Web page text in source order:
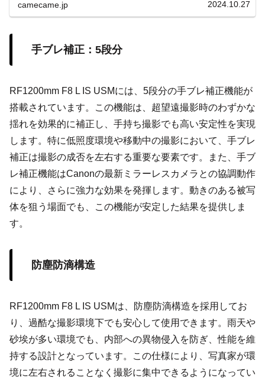
質な画像が得られ、観察者に新たな視覚体験を提供しま
camecame.jp 2024.10.27
手ブレ補正：5段分
RF1200mm F8 L IS USMには、5段分の手ブレ補正機能が
搭載されています。この機能は、超望遠撮影時のわずかな
揺れを効果的に補正し、手持ち撮影でも高い安定性を実現
します。特に低照度環境や移動中の撮影において、手ブレ
補正は撮影の成否を左右する重要な要素です。また、手ブ
レ補正機能はCanonの最新ミラーレスカメラとの協調動作
により、さらに強力な効果を発揮します。動きのある被写
体を狙う場面でも、この機能が安定した結果を提供しま
す。
防塵防滴構造
RF1200mm F8 L IS USMは、防塵防滴構造を採用してお
り、過酷な撮影環境下でも安心して使用できます。雨天や
砂埃が多い環境でも、内部への異物侵入を防ぎ、性能を維
持する設計となっています。この仕様により、写真家が環
境に左右されることなく撮影に集中できるようになってい